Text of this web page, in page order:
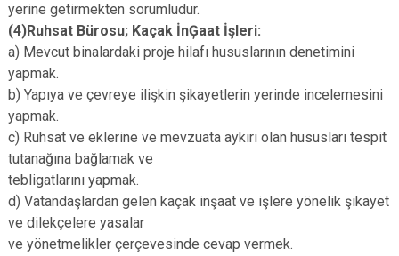
yerine getirmekten sorumludur.
(4)Ruhsat Bürosu; Kaçak İnĢaat İşleri:
a) Mevcut binalardaki proje hilafı hususlarının denetimini
yapmak.
b) Yapıya ve çevreye ilişkin şikayetlerin yerinde incelemesini
yapmak.
c) Ruhsat ve eklerine ve mevzuata aykırı olan hususları tespit
tutanağına bağlamak ve
tebligatlarını yapmak.
d) Vatandaşlardan gelen kaçak inşaat ve işlere yönelik şikayet
ve dilekçelere yasalar
ve yönetmelikler çerçevesinde cevap vermek.